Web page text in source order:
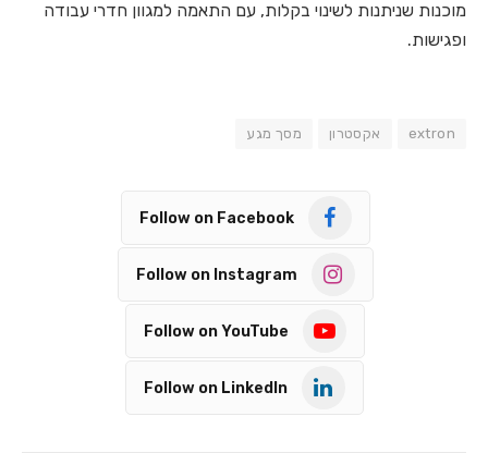
מוכנות שניתנות לשינוי בקלות, עם התאמה למגוון חדרי עבודה
ופגישות.
extron אקסטרון מסך מגע
Follow on Facebook
Follow on Instagram
Follow on YouTube
Follow on LinkedIn